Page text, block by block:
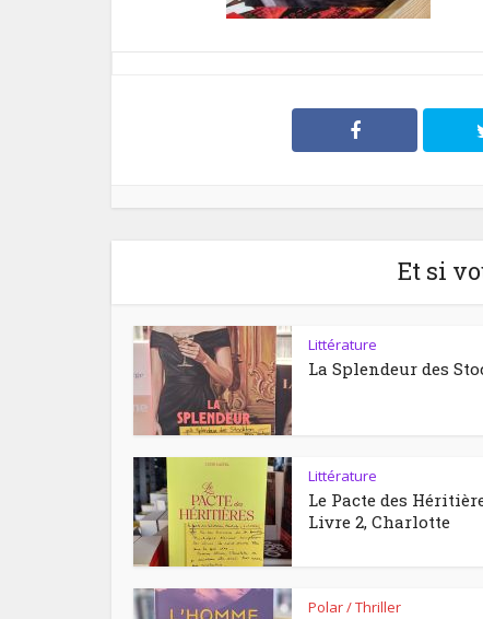
Et si
Littérature
La Splendeur des
Littérature
Le Pacte des
Livre 2, Charlotte
Polar / Thriller